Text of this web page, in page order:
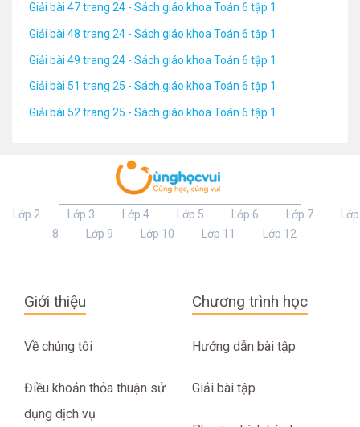
Giải bài 47 trang 24 - Sách giáo khoa Toán 6 tập 1
Giải bài 48 trang 24 - Sách giáo khoa Toán 6 tập 1
Giải bài 49 trang 24 - Sách giáo khoa Toán 6 tập 1
Giải bài 51 trang 25 - Sách giáo khoa Toán 6 tập 1
Giải bài 52 trang 25 - Sách giáo khoa Toán 6 tập 1
Lớp 2 Lớp 3 Lớp 4 Lớp 5 Lớp 6 Lớp 7
Lớp
8
Lớp 9 Lớp 10 Lớp 11 Lớp 12
Giới thiệu
Về chúng tôi
Điều khoản thỏa thuận sử
dụng dịch vụ
Chương trình học
Hướng dẫn bài tập
Giải bài tập